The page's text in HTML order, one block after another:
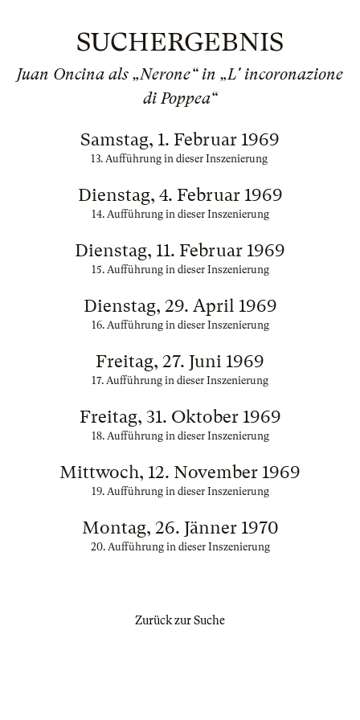
SUCHERGEBNIS
Juan Oncina als „Nerone“ in „L' incoronazione
di Poppea“
Samstag, 1. Februar 1969
13. Aufführung in dieser Inszenierung
Dienstag, 4. Februar 1969
14. Aufführung in dieser Inszenierung
Dienstag, 11. Februar 1969
15. Aufführung in dieser Inszenierung
Dienstag, 29. April 1969
16. Aufführung in dieser Inszenierung
Freitag, 27. Juni 1969
17. Aufführung in dieser Inszenierung
Freitag, 31. Oktober 1969
18. Aufführung in dieser Inszenierung
Mittwoch, 12. November 1969
19. Aufführung in dieser Inszenierung
Montag, 26. Jänner 1970
20. Aufführung in dieser Inszenierung
Zurück zur Suche